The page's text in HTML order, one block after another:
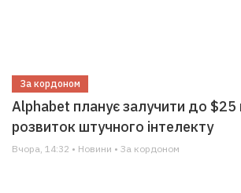
За кордоном
Alphabet планує залучити до
розвиток штучного інтелекту
Вчора, 14:32 • Новини • За кордоном